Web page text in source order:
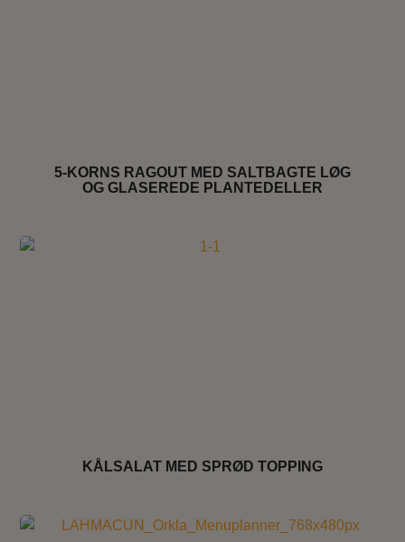
5-KORNS RAGOUT MED SALTBAGTE LØG
OG GLASEREDE PLANTEDELLER
KÅLSALAT MED SPRØD TOPPING